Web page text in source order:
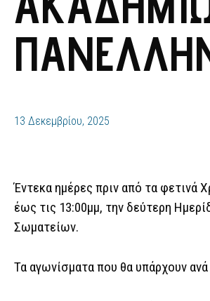
13 Δεκεμβρίου, 2025
Έντεκα ημέρες πριν από τα φετινά
έως τις 13:00μμ, την δεύτερη
Σωματείων.
Τα αγωνίσματα που θα υπάρχουν ανά